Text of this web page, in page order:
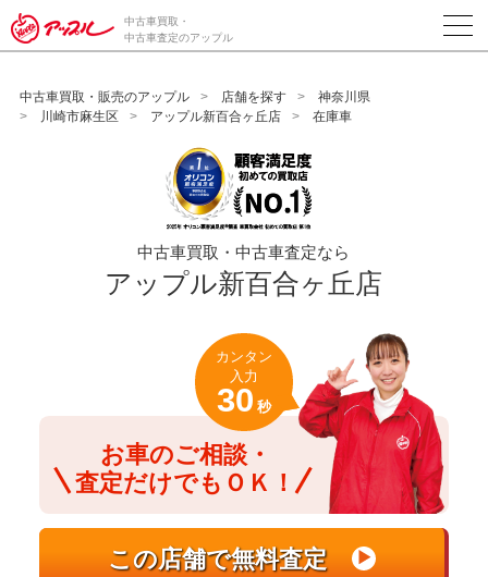
/*ABテスト_新規査定フォームの為のCVボタン*/
中古車買取・
中古車査定のアップル
中古車買取・販売のアップル 店舗を探す
神奈川県
川崎市麻生区
アップル新百合ヶ丘店 在庫車
中古車買取・中古車査定なら
アップル新百合ヶ丘店
お車のご相談・
査定だけでもＯＫ！
カンタン
入力
30 秒